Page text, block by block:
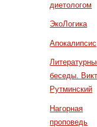
диетологом
ЭкоЛогика
Апокалипсис
беседы.
Рутминский
Нагорная
проповедь